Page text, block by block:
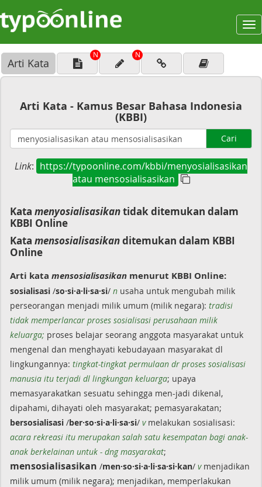
Arti Kata
N N
Arti Kata - Kamus Besar Bahasa Indonesia
(KBBI)
Cari
Link: https://typoonline.com/kbbi/menyosialisasikan
atau mensosialisasikan
Kata menyosialisasikantidak ditemukan dalam
KBBI Online
Kata mensosialisasikanditemukan dalam KBBI
Online
Arti kata mensosialisasikan menurut KBBI Online:
sosialisasi /so·si·a·li·sa·si/ n usaha untuk mengubah milik
perseorangan menjadi milik umum (milik negara): tradisi
tidak memperlancar proses sosialisasi perusahaan milik
keluarga; proses belajar seorang anggota masyarakat untuk
mengenal dan menghayati kebudayaan masyarakat dl
lingkungannya: tingkat-tingkat permulaan dr proses sosialisasi
manusia itu terjadi dl lingkungan keluarga; upaya
memasyarakatkan sesuatu sehingga men-jadi dikenal,
dipahami, dihayati oleh masyarakat; pemasyarakatan;
bersosialisasi /ber·so·si·a·li·sa·si/ vmelakukan sosialisasi:
acara rekreasi itu merupakan salah satu kesempatan bagi anak-
anak berkelainan untuk - dng masyarakat;
mensosialisasikan /men·so·si·a·li·sa·si·kan/ vmenjadikan
milik umum (milik negara); menjadikan, memperlakukan